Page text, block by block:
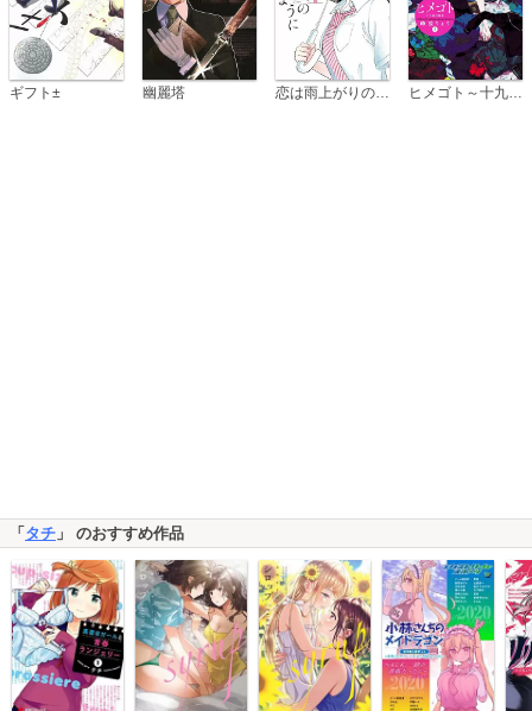
ギフト± 幽麗塔
「タチ 」 のおすすめ作品